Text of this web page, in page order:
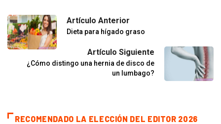
Artículo Anterior
Dieta para hígado graso
Artículo Siguiente
¿Cómo distingo una hernia de disco de
un lumbago?
RECOMENDADO LA ELECCIÓN DEL EDITOR 2026